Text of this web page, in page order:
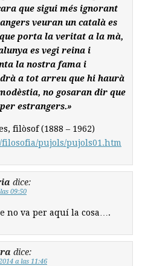
que sigui més ignorant
veuran un català es
porta la veritat a la mà,
es vegi reina i
la nostra fama i
a tot arreu que hi haurà
no gosaran dir que
estrangers.»
filòsof (1888 – 1962)
pujols/pujols01.htm
dice:
09:50
no va per aquí la cosa….
dice:
a las 11:46